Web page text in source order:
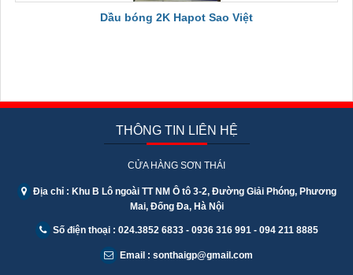
Dầu bóng 2K Hapot Sao Việt
THÔNG TIN LIÊN HỆ
CỬA HÀNG SƠN THÁI
Địa chỉ : Khu B Lô ngoài TT NM Ô tô 3-2, Đường Giải Phóng, Phương
Mai, Đống Đa, Hà Nội
Số điện thoại : 024.3852 6833 - 0936 316 991 - 094 211 8885
Email : sonthaigp@gmail.com